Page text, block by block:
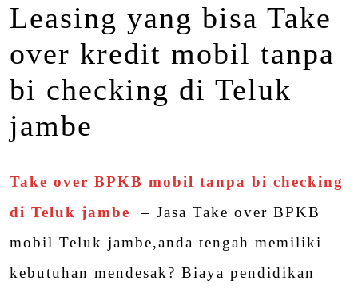
Leasing yang bisa Take
over kredit mobil tanpa
bi checking di Teluk
jambe
Take over BPKB mobil tanpa bi checking
di Teluk jambe
– Jasa Take over BPKB
mobil Teluk jambe,anda tengah memiliki
kebutuhan mendesak? Biaya pendidikan